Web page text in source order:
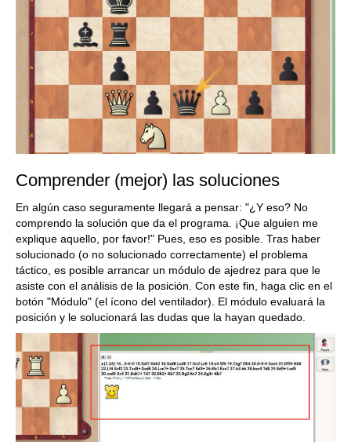
Comprender (mejor) las soluciones
En algún caso seguramente llegará a pensar: "¿Y eso? No
comprendo la solución que da el programa. ¡Que alguien me
explique aquello, por favor!" Pues, eso es posible. Tras haber
solucionado (o no solucionado correctamente) el problema
táctico, es posible arrancar un módulo de ajedrez para que le
asiste con el análisis de la posición. Con este fin, haga clic en el
botón "Módulo" (el ícono del ventilador). El módulo evaluará la
posición y le solucionará las dudas que la hayan quedado.